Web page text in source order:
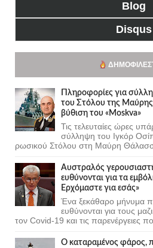
Blog
Disqus
Πληροφορίες για
του Στόλου της
βύθιση του «Moskva»
Τις τελευταίες ώρες
σύλληψη του Ιγκόρ
ρωσικού Στόλου στη Μαύρη
Αυστραλός
ευθύνονται για τα
Ερχόμαστε για εσάς»
Ένα ξεκάθαρο μήνυμα
ευθύνονται για τους
τον Covid-19 και τις παρενέργειες
Ο καταραμένος φάρος,